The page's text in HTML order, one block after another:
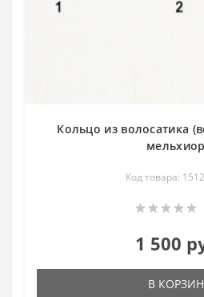
Кольцо из волосатика
Код товара:
1 500
В